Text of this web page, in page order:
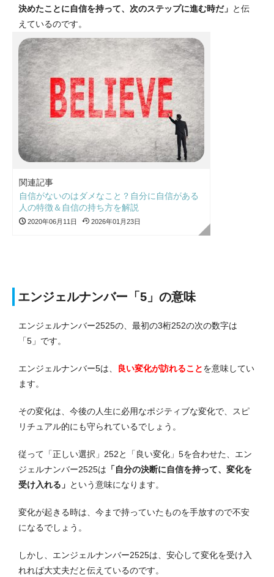
決めたことに自信を持って、次のステップに進む時だ」 と伝
えているのです。
関連記事
自信がないのはダメなこと？自分に自信がある
人の特徴＆自信の持ち方を解説
2020年06月11日 2026年01月23日
エンジェルナンバー「5」の意味
エンジェルナンバー2525の、最初の3桁252の次の数字は
「5」です。
エンジェルナンバー5は、 良い変化が訪れることを意味してい
ます。
その変化は、今後の人生に必用なポジティブな変化で、スピ
リチュアル的にも守られているでしょう。
従って「正しい選択」252と「良い変化」5を合わせた、エン
ジェルナンバー2525は 「自分の決断に自信を持って、変化を
受け入れる」 という意味になります。
変化が起きる時は、今まで持っていたものを手放すので不安
になるでしょう。
しかし、エンジェルナンバー2525は、安心して変化を受け入
れれば大丈夫だと伝えているのです。